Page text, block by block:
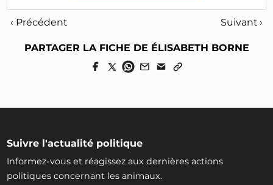
‹ Précédent Suivant ›
PARTAGER LA FICHE DE ÉLISABETH BORNE
Suivre l'actualité politique
Informez-vous et réagissez aux dernières actions
politiques concernant les animaux.